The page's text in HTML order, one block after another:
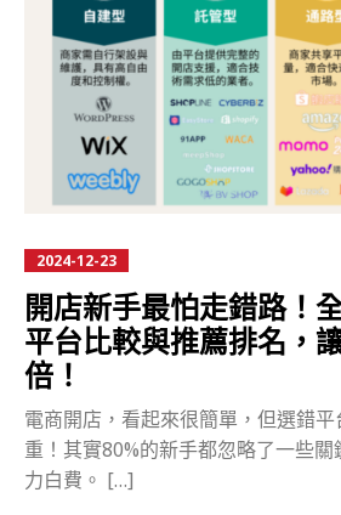
2024-12-23
開店新手最怕走錯路！
平台比較與推薦排名，
倍！
電商開店，看起來很簡單，但選錯
重！其實80%的新手都忽略了一些
力白費。 […]